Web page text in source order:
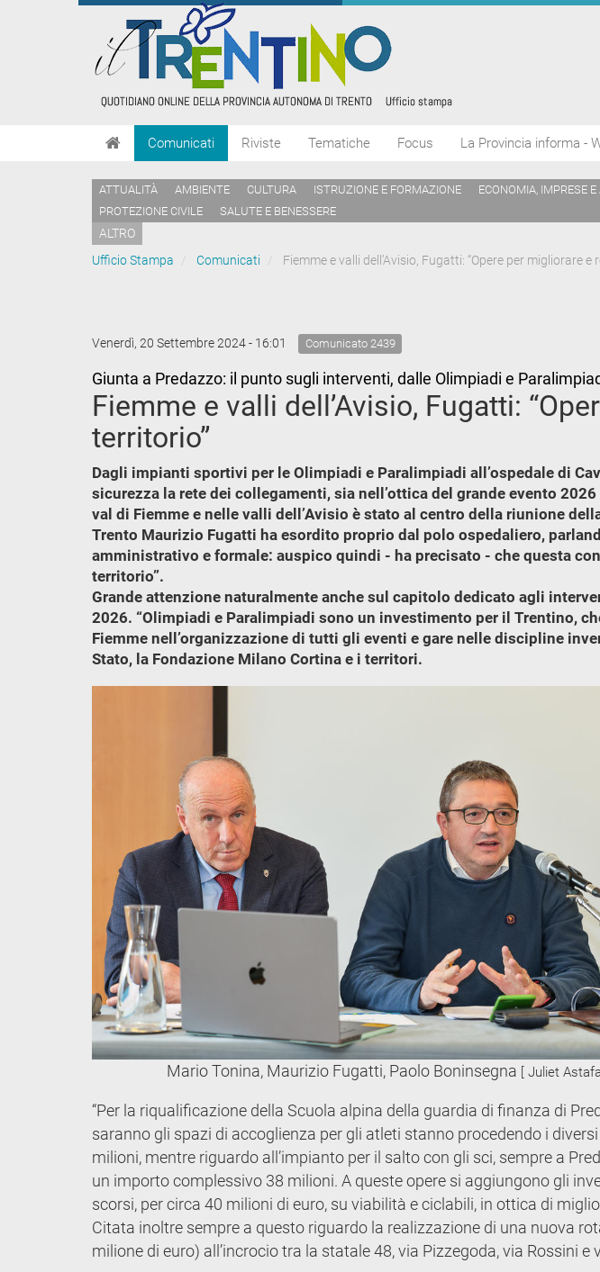
Comunicati Riviste Tematiche Focus La Provincia informa -
ATTUALITÀ AMBIENTE CULTURA ISTRUZIONE E FORMAZIONE ECONOMIA, IMPRESE
PROTEZIONE CIVILE
SALUTE E BENESSERE
ALTRO
Ufficio Stampa
Comunicati Fiemme e valli dell’Avisio, Fugatti: “Opere per migliorare
Venerdì, 20 Settembre 2024 - 16:01 Comunicato 2439
Giunta a Predazzo: il punto sugli interventi, dalle Olimpiadi e
Fiemme e valli dell’Avisio, Fugatti:
territorio”
Dagli impianti sportivi per le Olimpiadi e Paralimpiadi all’ospedale di
sicurezza la rete dei collegamenti, sia nell’ottica del grande evento
val di Fiemme e nelle valli dell’Avisio è stato al centro della riunione
Trento Maurizio Fugatti ha esordito proprio dal polo ospedaliero,
amministrativo e formale: auspico quindi - ha precisato - che questa
territorio”.
Grande attenzione naturalmente anche sul capitolo dedicato agli
2026. “Olimpiadi e Paralimpiadi sono un investimento per il Trentino,
Fiemme nell’organizzazione di tutti gli eventi e gare nelle discipline
Stato, la Fondazione Milano Cortina e i territori.
Mario Tonina, Maurizio Fugatti, Paolo Boninsegna [ Juliet
“Per la riqualificazione della Scuola alpina della guardia di finanza di
saranno gli spazi di accoglienza per gli atleti stanno procedendo i
milioni, mentre riguardo all’impianto per il salto con gli sci, sempre a
un importo complessivo 38 milioni. A queste opere si aggiungono gli
scorsi, per circa 40 milioni di euro, su viabilità e ciclabili, in ottica di
Citata inoltre sempre a questo riguardo la realizzazione di una nuova
milione di euro) all’incrocio tra la statale 48, via Pizzegoda, via Rossini e